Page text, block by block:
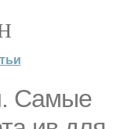
Самые